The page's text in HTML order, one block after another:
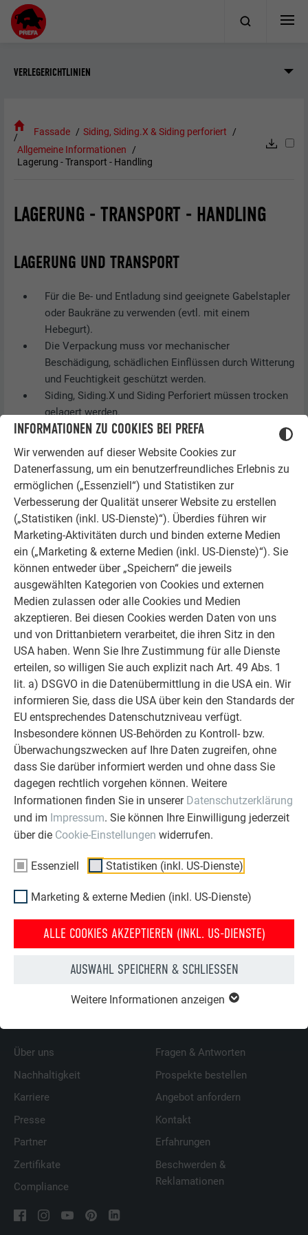
INFORMATIONEN ZU COOKIES BEI PREFA
Wir verwenden auf dieser Website Cookies zur
Datenerfassung, um ein benutzerfreundliches Erlebnis zu
ermöglichen („Essenziell“) und Statistiken zur
Verbesserung der Qualität unserer Website zu erstellen
(„Statistiken (inkl. US-Dienste)“). Überdies führen wir
Marketing-Aktivitäten durch und binden externe Medien
ein („Marketing & externe Medien (inkl. US-Dienste)“). Sie
können entweder über „Speichern“ die jeweils
ausgewählten Kategorien von Cookies und externen
Medien zulassen oder alle Cookies und Medien
akzeptieren. Bei diesen Cookies werden Daten von uns
und von Drittanbietern verarbeitet, die ihren Sitz in den
USA haben. Wenn Sie Ihre Zustimmung für alle Dienste
erteilen, so willigen Sie auch explizit nach Art. 49 Abs. 1
lit. a) DSGVO in die Datenübermittlung in die USA ein. Wir
informieren Sie, dass die USA über kein den Standards der
EU entsprechendes Datenschutzniveau verfügt.
Insbesondere können US-Behörden zu Kontroll- bzw.
Überwachungszwecken auf Ihre Daten zugreifen, ohne
dass Sie darüber informiert werden und ohne dass Sie
dagegen rechtlich vorgehen können. Weitere
Informationen finden Sie in unserer Datenschutzerklärung
und im Impressum. Sie können Ihre Einwilligung jederzeit
über die Cookie-Einstellungen widerrufen.
Essenziell Statistiken (inkl. US-Dienste)
Marketing & externe Medien (inkl. US-Dienste)
ALLE COOKIES AKZEPTIEREN (INKL. US-DIENSTE)
AUSWAHL SPEICHERN & SCHLIESSEN
Weitere Informationen anzeigen
VERLEGERICHTLINIEN
Fassade
Siding, Siding.X & Siding perforiert
Allgemeine Informationen
Lagerung - Transport - Handling
LAGERUNG - TRANSPORT - HANDLING
LAGERUNG UND TRANSPORT
Für die Be- und Entladung sind geeignete Gabelstapler
oder Baukräne zu verwenden (evtl. mit einem
Hebegurt).
Die Verpackung muss vor mechanischer
Beschädigung, schädlichen Einflüssen durch Witterung
und Feuchtigkeit geschützt werden.
Siding, Siding.X und Siding Perforiert müssen trocken
gelagert werden.
Achten Sie darauf, Siding, Siding.X und Siding
Perforiert im Freien nur mit Abdeckung und
ausreichender Belüftung zu lagern.
Um Verformungen zu vermeiden, sind Siding, Siding.X
und Siding Perforiert an mehreren Stellen über die
gesamte Länge zu stützen (z. B. mit Holzlatten),
sodass sie eben aufliegen.
Belasten Sie Siding, Siding.X und Siding Perforiert
nicht mit schweren Gegenständen.
HANDLING
Unmittelbar nach Erhalt der Lieferung: Prüfen Sie die
Palette auf sichtbare Schäden.
Beim Entpacken der Palette: Prüfen Sie Siding,
Siding.X und Siding Perforiert auf Beschädigungen.
Das Entpacken und Verpacken muss an einem
sauberen Ort durchgeführt werden.
Um Beschädigungen zu vermeiden, Siding, Siding.X
und Siding Perforiert anheben und nicht über Kanten
ziehen oder schieben.
Wahlweise und abhängig von der Farbe werden Siding,
Siding.X und Siding Perforiert mit einer Schutzfolie
ausgeliefert. Wir machen darauf aufmerksam, dass die
Schutzfolie vor der Montage entfernt werden muss,
bei Lagerung spätestens jedoch nach 4 Wochen.
Bei punktueller Ablösung der Schutzfolie (z. B.
während der Bearbeitung oder der Montage) können
im Laufe der Zeit Schmutzränder entstehen, die
schwer oder gar nicht mehr entfernt werden können.
Über uns
Nachhaltigkeit
Karriere
Presse
Partner
Zertifikate
Compliance
Fragen & Antworten
Prospekte bestellen
Angebot anfordern
Kontakt
Erfahrungen
Beschwerden &
Reklamationen